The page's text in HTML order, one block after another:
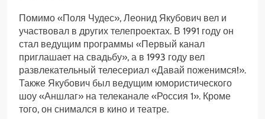
Помимо «Поля Чудес», Леонид Якубович вел и
участвовал в других телепроектах. В 1991 году он
стал ведущим программы «Первый канал
приглашает на свадьбу», а в 1993 году вел
развлекательный телесериал «Давай поженимся!».
Также Якубович был ведущим юмористического
шоу «Аншлаг» на телеканале «Россия 1». Кроме
того, он снимался в кино и театре.